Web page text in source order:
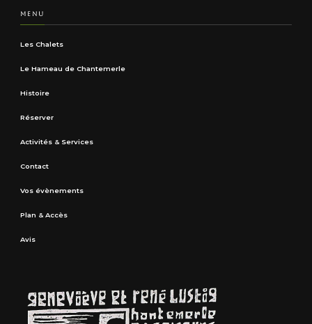
MENU
Les Chalets
Le Hameau de Chantemerle
Histoire
Réserver
Activités & Services
Contact
Vos évènements
Plan & Accès
Avis